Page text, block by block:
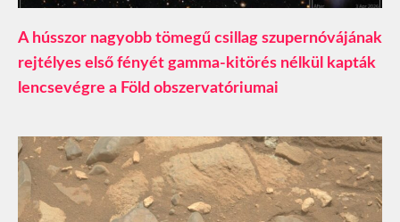
A hússzor nagyobb tömegű csillag szupernóvájának
rejtélyes első fényét gamma-kitörés nélkül kapták
lencsevégre a Föld obszervatóriumai